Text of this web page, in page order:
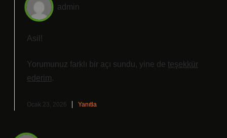
admin
Asil!
Yorumunuz farklı bir açı sundu, yine de teşekkür
ederim.
Ocak 23, 2026 Yanıtla